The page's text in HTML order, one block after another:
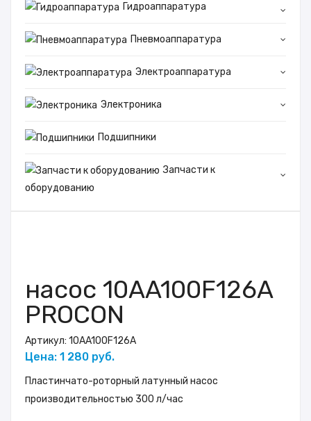
насос 10AA100F126A
PROCON
Артикул: 10AA100F126A
Цена: 1 280 руб.
Пластинчато-роторный латунный насос
производительностью 300 л/час
Гидроаппаратура
Пневмоаппаратура
Электроаппаратура
Электроника
Подшипники
Запчасти к
оборудованию